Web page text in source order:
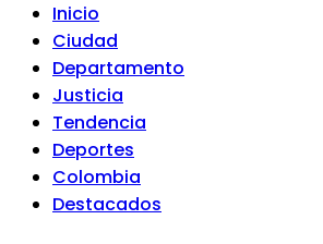
Inicio
Ciudad
Departamento
Justicia
Tendencia
Deportes
Colombia
Destacados